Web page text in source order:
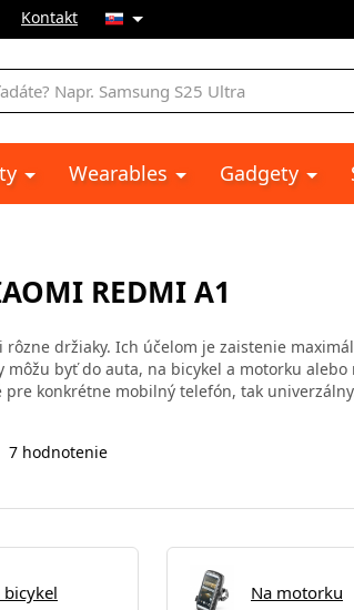
Kontakt
Wearables Gadgety
REDMI A1
držiaky. Ich účelom je zaistenie
byť do auta, na bicykel a motorku
konkrétne mobilný telefón, tak
7 hodnotenie
bicykel Na motorku